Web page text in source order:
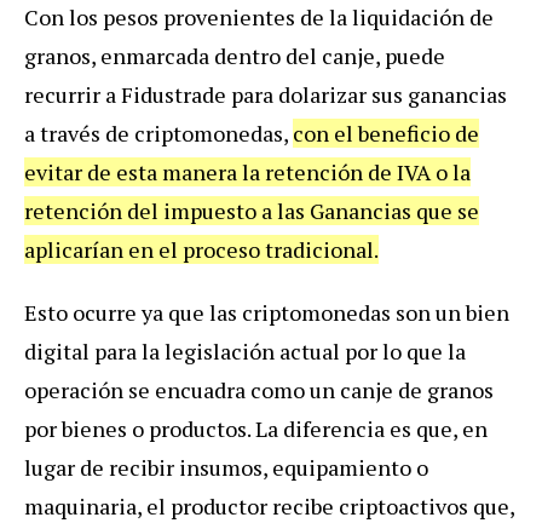
Con los pesos provenientes de la liquidación de
granos, enmarcada dentro del canje, puede
recurrir a Fidustrade para dolarizar sus ganancias
a través de criptomonedas, con el beneficio de
evitar de esta manera la retención de IVA o la
retención del impuesto a las Ganancias que se
aplicarían en el proceso tradicional.
Esto ocurre ya que las criptomonedas son un bien
digital para la legislación actual por lo que la
operación se encuadra como un canje de granos
por bienes o productos. La diferencia es que, en
lugar de recibir insumos, equipamiento o
maquinaria, el productor recibe criptoactivos que,